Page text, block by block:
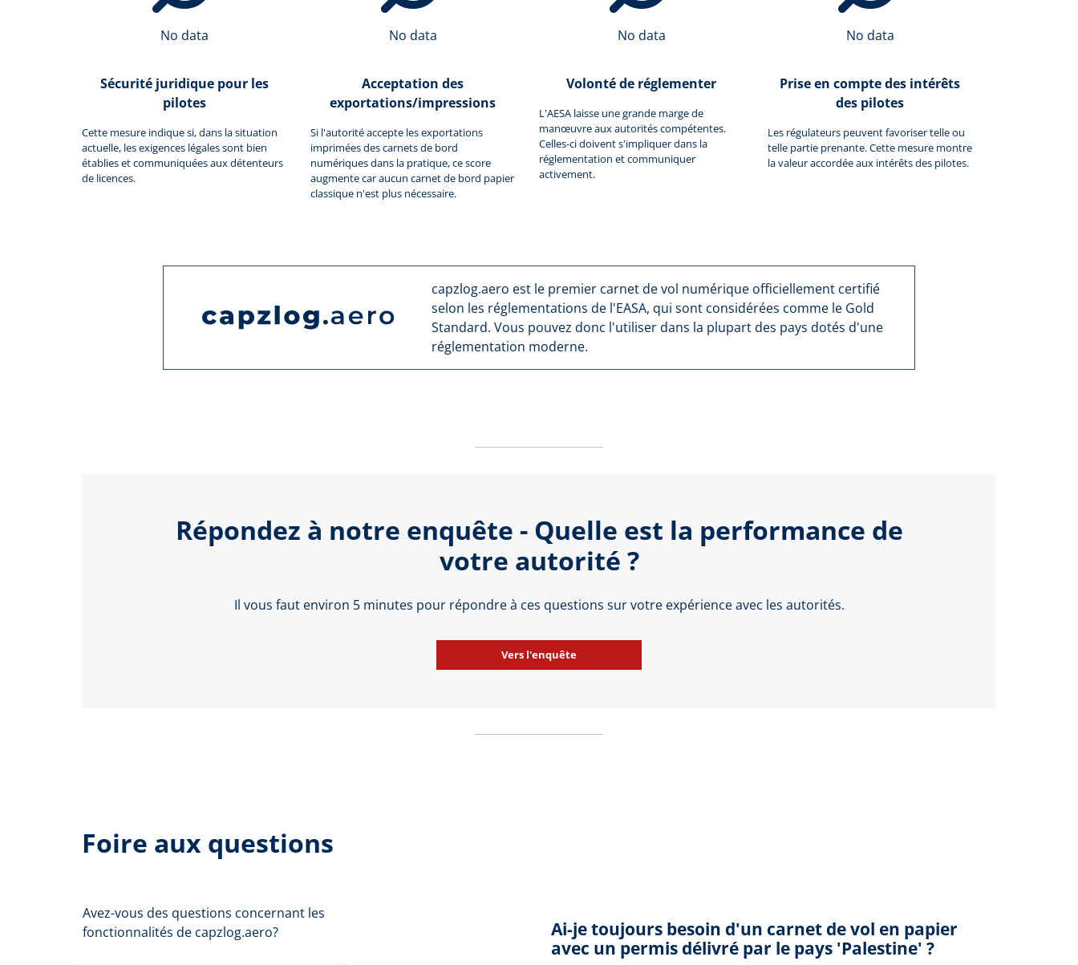
No data
Sécurité juridique pour les
pilotes
Cette mesure indique si, dans la situation
actuelle, les exigences légales sont bien
établies et communiquées aux détenteurs
de licences.
No data
Acceptation des
exportations/impressions
Si l'autorité accepte les exportations
imprimées des carnets de bord
numériques dans la pratique, ce score
augmente car aucun carnet de bord papier
classique n'est plus nécessaire.
No data
Volonté de réglementer
L'AESA laisse une grande marge de
manœuvre aux autorités compétentes.
Celles-ci doivent s'impliquer dans la
réglementation et communiquer
activement.
No data
Prise en compte des intérêts
des pilotes
Les régulateurs peuvent favoriser telle ou
telle partie prenante. Cette mesure montre
la valeur accordée aux intérêts des pilotes.
capzlog.aero est le premier carnet de vol numérique officiellement certifié
selon les réglementations de l'EASA, qui sont considérées comme le Gold
Standard. Vous pouvez donc l'utiliser dans la plupart des pays dotés d'une
réglementation moderne.
Répondez à notre enquête - Quelle est la performance de
votre autorité ?
Il vous faut environ 5 minutes pour répondre à ces questions sur votre expérience avec les autorités.
Vers l'enquête
Foire aux questions
Avez-vous des questions concernant les
fonctionnalités de capzlog.aero?
Ai-je toujours besoin d'un carnet de vol en papier
avec un permis délivré par le pays 'Palestine' ?